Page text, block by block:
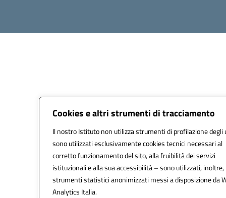
Cookies e altri strumenti di tracciamento
Il nostro Istituto non utilizza strumenti di profilazione
sono utilizzati esclusivamente cookies tecnici necessari al
corretto funzionamento del sito, alla fruibilità dei servizi
istituzionali e alla sua accessibilità – sono utilizzati, inoltre,
strumenti statistici anonimizzati messi a disposizione da
Analytics Italia.